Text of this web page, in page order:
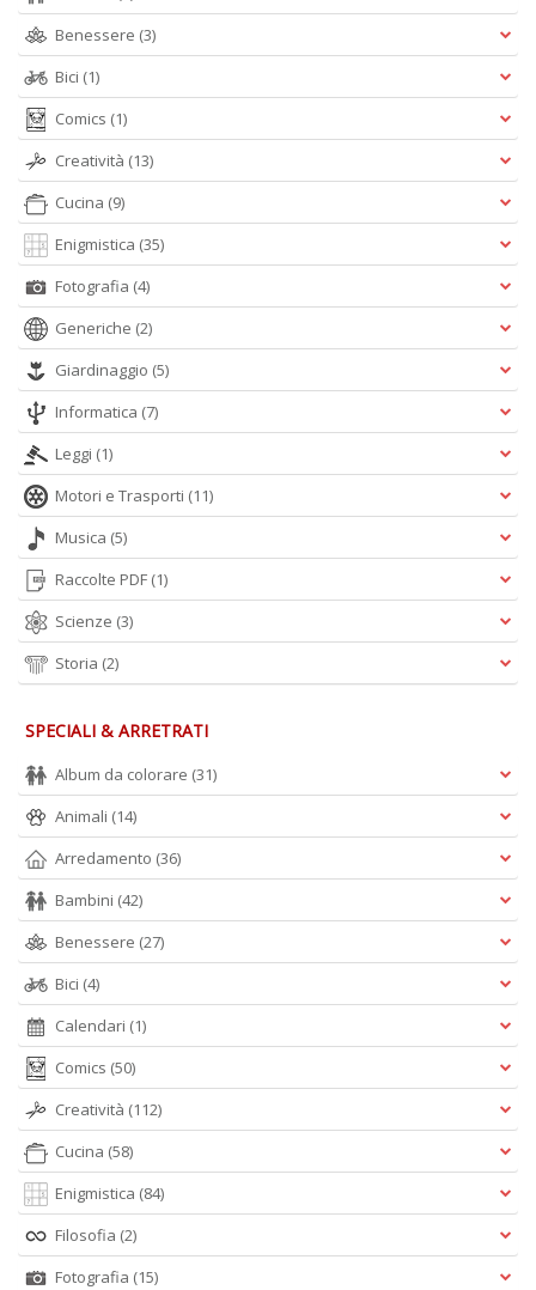
Benessere (3)
Bici (1)
Comics (1)
Creatività (13)
Cucina (9)
Enigmistica (35)
Fotografia (4)
Generiche (2)
Giardinaggio (5)
Informatica (7)
Leggi (1)
Motori e Trasporti (11)
Musica (5)
Raccolte PDF (1)
Scienze (3)
Storia (2)
SPECIALI & ARRETRATI
Album da colorare (31)
Animali (14)
Arredamento (36)
Bambini (42)
Benessere (27)
Bici (4)
Calendari (1)
Comics (50)
Creatività (112)
Cucina (58)
Enigmistica (84)
Filosofia (2)
Fotografia (15)